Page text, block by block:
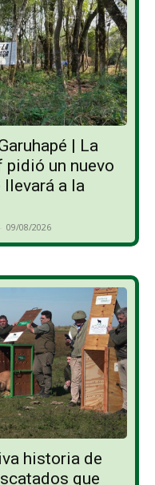
| La
un nuevo
a la
- 09/08/2026
historia de
que